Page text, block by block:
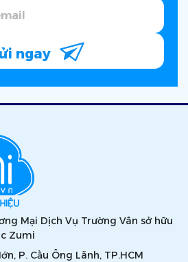
ngay
Mại Dịch Vụ Trường Vân sở hữu
Zumi
P. Cầu Ông Lãnh, TP.HCM